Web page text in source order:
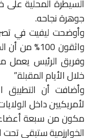
السيطرة المحلية على
جوهرة نجاحه.
واثقون
وفريق الرئيس يعمل
خلال الأيام المقبلة.”
وأضافت أن التطبيق
لأمريكيين داخل
مكون من سبعة أعضاء
الخوارزمية ستبقى تحت